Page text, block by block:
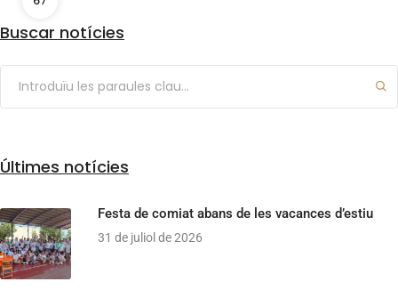
Buscar notícies
Últimes notícies
Festa de comiat abans de les vacances d’estiu
31 de juliol de 2026
Arxius